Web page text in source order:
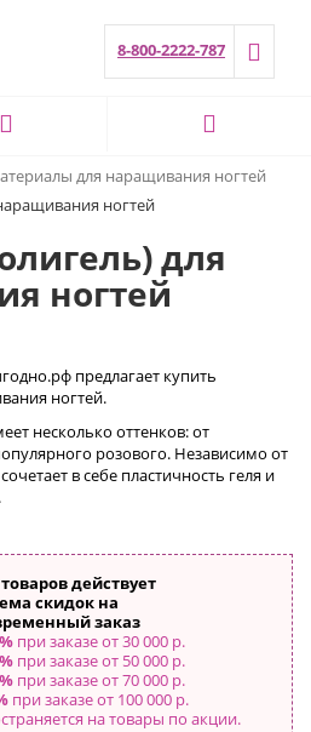
8-800-2222-787
Материалы для наращивания ногтей
ногтей
для
ногтей
предлагает купить
ногтей.
несколько оттенков: от
розового. Независимо от
в себе пластичность геля и
действует
скидок на
заказ
при заказе от 30 000 р.
при заказе от 50 000 р.
при заказе от 70 000 р.
при заказе от 100 000 р.
на товары по акции.